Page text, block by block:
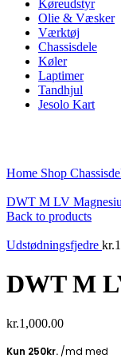
Køreudstyr
Olie & Væsker
Værktøj
Chassisdele
Køler
Laptimer
Tandhjul
Jesolo Kart
Home Shop
DWT M LV
Back to products
Udstødningsfjedre kr.
DWT M
kr.1,000.00